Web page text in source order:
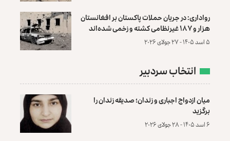
رواداری: در جریان حملات پاکستان بر افغانستان
هزار و ۱۸۷ غیرنظامی کشته و زخمی شده‌اند
۵ اسد ۱۴۰۵ - ۲۷ جولای ۲۰۲۶
انتخاب سردبیر
میان ازدواج اجباری و زندان؛ صدیقه زندان را
برگزید
۶ اسد ۱۴۰۵ - ۲۸ جولای ۲۰۲۶